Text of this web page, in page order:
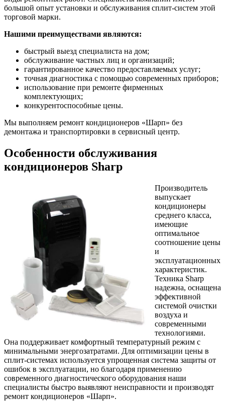
большой опыт установки и обслуживания сплит-систем этой
торговой марки.
Нашими преимуществами являются:
быстрый выезд специалиста на дом;
обслуживание частных лиц и организаций;
гарантированное качество предоставляемых услуг;
точная диагностика с помощью современных приборов;
использование при ремонте фирменных
комплектующих;
конкурентоспособные цены.
Мы выполняем ремонт кондиционеров «Шарп» без
демонтажа и транспортировки в сервисный центр.
Особенности обслуживания
кондиционеров Sharp
Производитель
выпускает
кондиционеры
среднего класса,
имеющие
оптимальное
соотношение цены
и
эксплуатационных
характеристик.
Техника Sharp
надежна, оснащена
эффективной
системой очистки
воздуха и
современными
технологиями.
Она поддерживает комфортный температурный режим с
минимальными энергозатратами. Для оптимизации цены в
сплит-системах используется упрощенная система защиты от
ошибок в эксплуатации, но благодаря применению
современного диагностического оборудования наши
специалисты быстро выявляют неисправности и производят
ремонт кондиционеров «Шарп».